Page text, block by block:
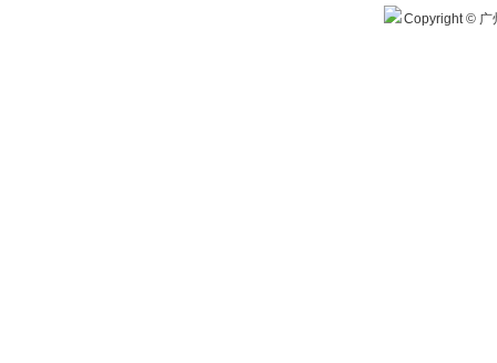
Copyright © 广